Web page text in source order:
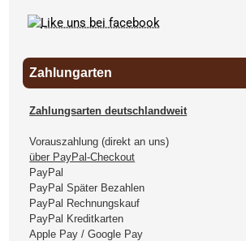
Zahlungarten
Zahlungsarten deutschlandweit
Vorauszahlung (direkt an uns)
über PayPal-Checkout
PayPal
PayPal Später Bezahlen
PayPal Rechnungskauf
PayPal Kreditkarten
Apple Pay / Google Pay